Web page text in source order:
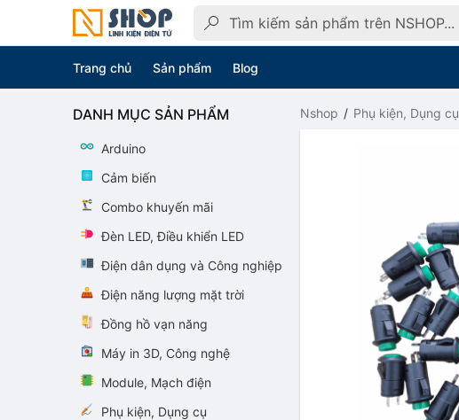
Trang chủ Sản phẩm Blog
Nshop Phụ kiện, Dụng cụ
DANH MỤC SẢN PHẨM
Arduino
Cảm biến
Combo khuyến mãi
Đèn LED, Điều khiển LED
Điện dân dụng và Công nghiệp
Điện năng lượng mặt trời
Đồng hồ vạn năng
Máy in 3D, Công nghệ
Module, Mạch điện
Phụ kiện, Dụng cụ